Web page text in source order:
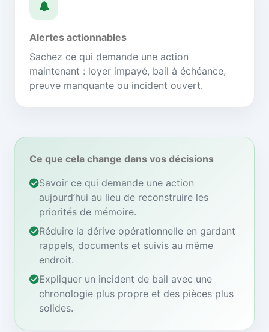
Alertes actionnables
Sachez ce qui demande une action
maintenant : loyer impayé, bail à échéance,
preuve manquante ou incident ouvert.
Ce que cela change dans vos décisions
Savoir ce qui demande une action
aujourd’hui au lieu de reconstruire les
priorités de mémoire.
Réduire la dérive opérationnelle en gardant
rappels, documents et suivis au même
endroit.
Expliquer un incident de bail avec une
chronologie plus propre et des pièces plus
solides.